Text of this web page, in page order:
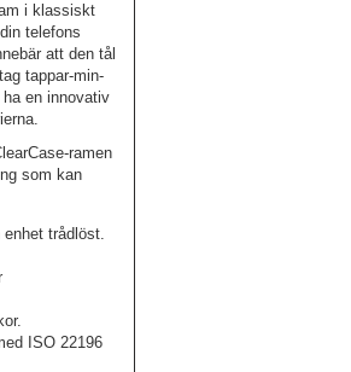
i klassiskt
telefons
att den tål
tappar-min-
en innovativ
ramen
som kan
trådlöst.
ISO 22196